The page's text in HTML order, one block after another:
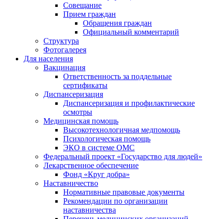
Совещание
Прием граждан
Обращения граждан
Официальный комментарий
Структура
Фотогалерея
Для населения
Вакцинация
Ответственность за поддельные
сертификаты
Диспансеризация
Диспансеризация и профилактические
осмотры
Медицинская помощь
Высокотехнологичная медпомощь
Психологическая помощь
ЭКО в системе ОМС
Федеральный проект «Государство для людей»
Лекарственное обеспечение
Фонд «Круг добра»
Наставничество
Нормативные правовые документы
Рекомендации по организации
наставничества